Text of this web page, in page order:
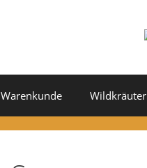
Warenkunde Wildkräuter